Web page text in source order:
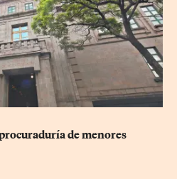
de menores